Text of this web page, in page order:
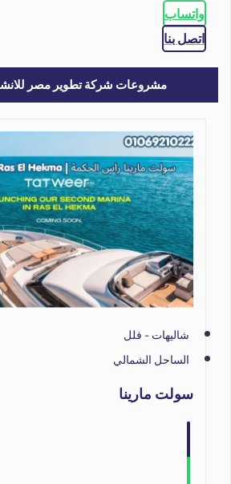
واتساب
اتصل بنا
مشروعات شركة تطوير مصر
شاليهات - فلل
الساحل الشمالي
سولت مارينا